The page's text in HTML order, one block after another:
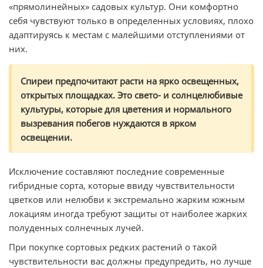
«прямолинейных» садовых культур. Они комфортно
себя чувствуют только в определенных условиях, плохо
адаптируясь к местам с малейшими отступлениями от
них.
Спиреи предпочитают расти на ярко освещенных,
открытых площадках. Это свето- и солнцелюбивые
культуры, которые для цветения и нормального
вызревания побегов нуждаются в ярком
освещении.
Исключение составляют последние современные
гибридные сорта, которые ввиду чувствительности
цветков или нелюбви к экстремально жарким южным
локациям иногда требуют защиты от наиболее жарких
полуденных солнечных лучей.
При покупке сортовых редких растений о такой
чувствительности вас должны предупредить, но лучше